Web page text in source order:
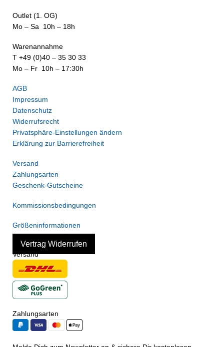
Outlet (1. OG)
Mo – Sa 10h – 18h
Warenannahme
T +49 (0)40 – 35 30 33
Mo – Fr 10h – 17:30h
AGB
Impressum
Datenschutz
Widerrufsrecht
Privatsphäre-Einstellungen ändern
Erklärung zur Barrierefreiheit
Versand
Zahlungsarten
Geschenk-Gutscheine
Kommissionsbedingungen
Größeninformationen
Vertrag Widerrufen
Versand
Zahlungsarten